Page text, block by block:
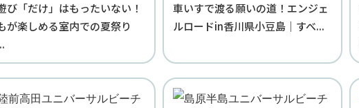
び「だけ」はもったいない！
が楽しめる室内での夏祭り
車いすで渡る願いの道！エンジェ
ルロードin香川県小豆島｜すべ...